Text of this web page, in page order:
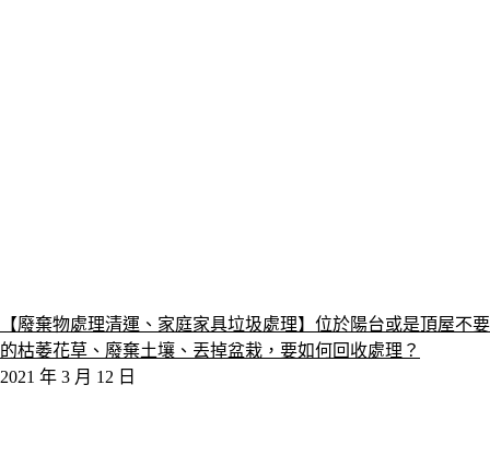
【廢棄物處理清運、家庭家具垃圾處理】位於陽台或是頂屋不要
的枯萎花草、廢棄土壤、丟掉盆栽，要如何回收處理？
2021 年 3 月 12 日